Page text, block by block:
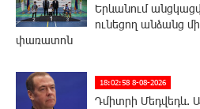
Երևանում
ունեցող անձանց
փառատոն
18:02:58 8-08-2026
Դմիտրի Մեդվեդև.